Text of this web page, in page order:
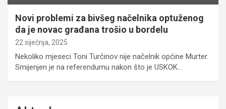
Novi problemi za bivšeg načelnika optuženog
da je novac građana trošio u bordelu
22 siječnja, 2025
Nekoliko mjeseci Toni Turčinov nije načelnik općine Murter.
Smijenjen je na referendumu nakon što je USKOK…